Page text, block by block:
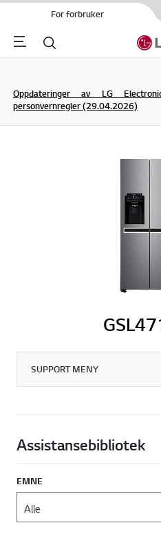
For forbruker
Menu Søk
Oppdateringer av LG
personvernregler (29.04.2026)
SUPPORT MENY
Assistansebibliotek
EMNE